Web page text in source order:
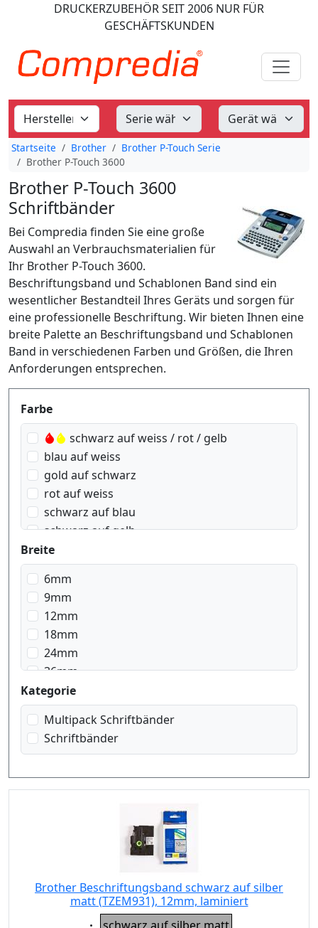
DRUCKERZUBEHÖRSEIT 2006 NUR FÜR
GESCHÄFTSKUNDEN
Startseite Brother
Brother P-Touch Serie
Brother P-Touch 3600
Brother P-Touch 3600
Schriftbänder
Bei Compredia finden Sie eine große
Auswahl an Verbrauchsmaterialien für
Ihr Brother P-Touch 3600.
Beschriftungsband und Schablonen Band sind ein
wesentlicher Bestandteil Ihres Geräts und sorgen für
eine professionelle Beschriftung. Wir bieten Ihnen eine
breite Palette an Beschriftungsband und Schablonen
Band in verschiedenen Farben und Größen, die Ihren
Anforderungen entsprechen.
Produktfilter
Farbe
schwarz auf weiss / rot / gelb
blau auf weiss
gold auf schwarz
rot auf weiss
schwarz auf blau
schwarz auf gelb
schwarz auf grün
schwarz auf rot
schwarz auf signal Orange
schwarz auf signal gelb
schwarz auf silber matt
schwarz auf transparent
schwarz auf transparent matt
weiss auf rot
weiss auf schwarz
Breite
6mm
9mm
12mm
18mm
24mm
36mm
Kategorie
Multipack Schriftbänder
Schriftbänder
Brother Beschriftungsband schwarz auf silber
matt (TZEM931), 12mm, laminiert
Eigenschaft: